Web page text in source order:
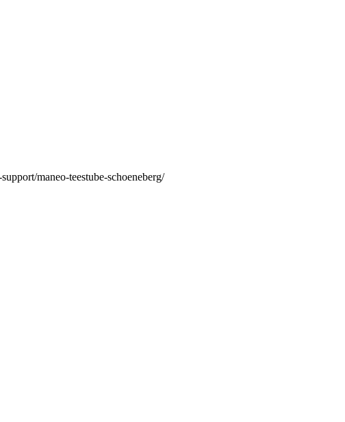
maneo-teestube-schoeneberg/